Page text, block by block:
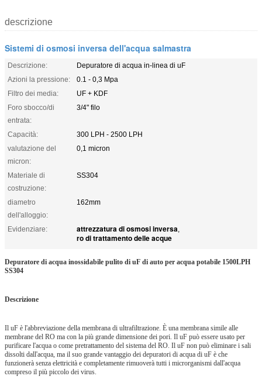
descrizione
Sistemi di osmosi inversa dell'acqua salmastra
Descrizione:
Depuratore di acqua in-linea di uF
Azioni la pressione:
0.1 - 0,3 Mpa
Filtro dei media:
UF + KDF
Foro sbocco/di
entrata:
3/4" filo
Capacità:
300 LPH - 2500 LPH
valutazione del
micron:
0,1 micron
Materiale di
costruzione:
SS304
diametro
dell'alloggio:
162mm
Evidenziare: attrezzatura di osmosi inversa,
ro di trattamento delle acque
Depuratore di acqua inossidabile pulito di uF di auto per acqua potabile 1500LPH
SS304
Descrizione
Il uF è l'abbreviazione della membrana di ultrafiltrazione. È una membrana simile alle
membrane del RO ma con la più grande dimensione dei pori. Il uF può essere usato per
purificare l'acqua o come pretrattamento del sistema del RO. Il uF non può eliminare i sali
dissolti dall'acqua, ma il suo grande vantaggio dei depuratori di acqua di uF è che
funzionerà senza elettricità e completamente rimuoverà tutti i microrganismi dall'acqua
compreso il più piccolo dei virus.